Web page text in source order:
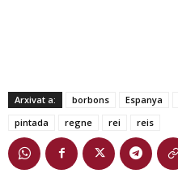
Arxivat a: borbons Espanya
pintada
regne rei reis